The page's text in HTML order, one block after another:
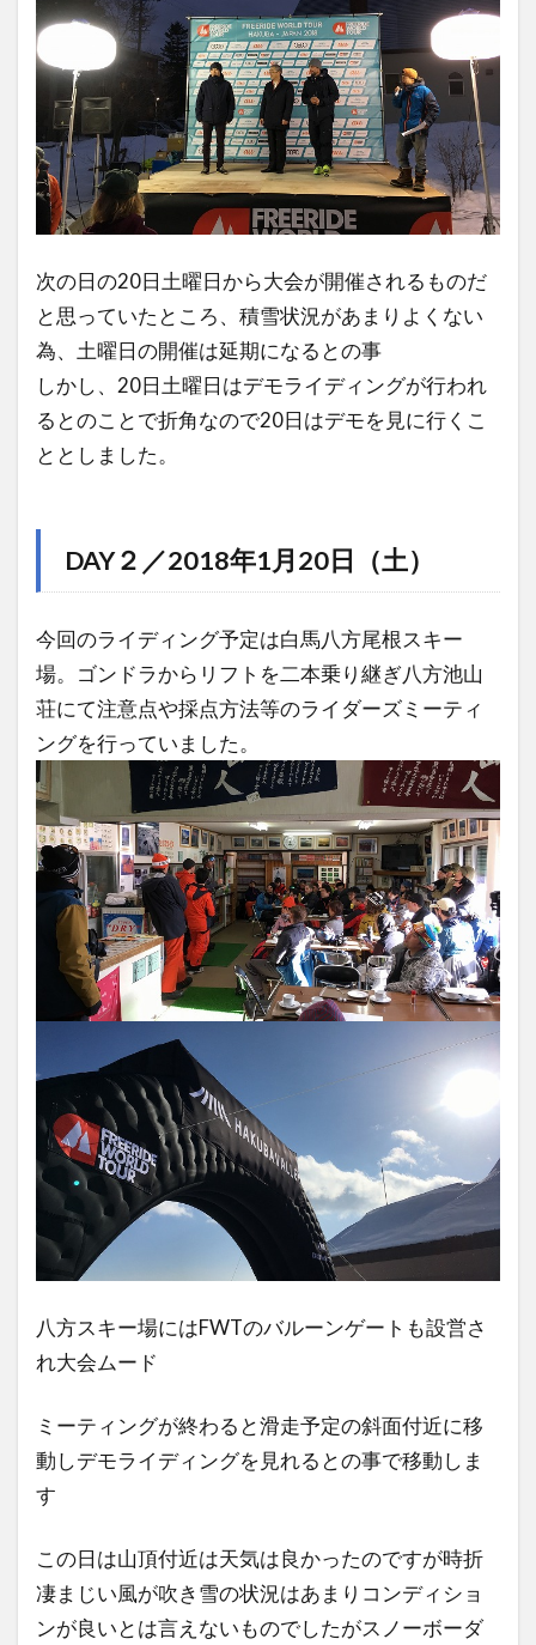
次の日の20日土曜日から大会が開催されるものだ
と思っていたところ、積雪状況があまりよくない
為、土曜日の開催は延期になるとの事
しかし、20日土曜日はデモライディングが行われ
るとのことで折角なので20日はデモを見に行くこ
ととしました。
DAY２／2018年1月20日（土）
今回のライディング予定は白馬八方尾根スキー
場。ゴンドラからリフトを二本乗り継ぎ八方池山
荘にて注意点や採点方法等のライダーズミーティ
ングを行っていました。
八方スキー場にはFWTのバルーンゲートも設営さ
れ大会ムード
ミーティングが終わると滑走予定の斜面付近に移
動しデモライディングを見れるとの事で移動しま
す
この日は山頂付近は天気は良かったのですが時折
凄まじい風が吹き雪の状況はあまりコンディショ
ンが良いとは言えないものでしたがスノーボーダ